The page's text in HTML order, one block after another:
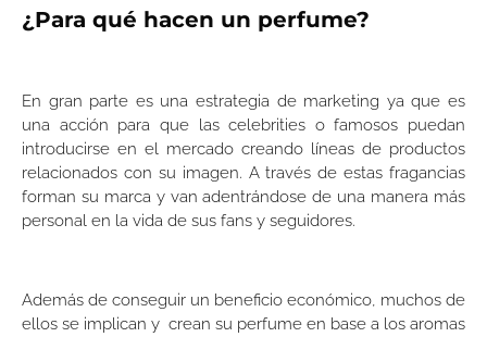
¿Para qué hacen un perfume?
En gran parte es una estrategia de marketing ya que es
una acción para que las celebrities o famosos puedan
introducirse en el mercado creando líneas de productos
relacionados con su imagen. A través de estas fragancias
forman su marca y van adentrándose de una manera más
personal en la vida de sus fans y seguidores.
Además de conseguir un beneficio económico, muchos de
ellos se implican y crean su perfume en base a los aromas